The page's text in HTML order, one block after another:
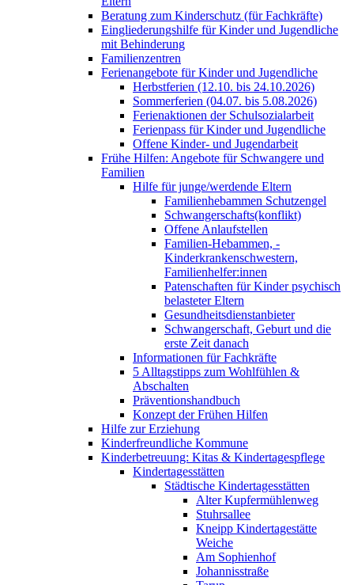
Beratung zum Kinderschutz (für Fachkräfte)
Eingliederungshilfe für Kinder und Jugendliche
mit Behinderung
Familienzentren
Ferienangebote für Kinder und Jugendliche
Herbstferien (12.10. bis 24.10.2026)
Sommerferien (04.07. bis 5.08.2026)
Ferienaktionen der Schulsozialarbeit
Ferienpass für Kinder und Jugendliche
Offene Kinder- und Jugendarbeit
Frühe Hilfen: Angebote für Schwangere und
Familien
Hilfe für junge/werdende Eltern
Familienhebammen Schutzengel
Schwangerschafts(konflikt)
Offene Anlaufstellen
Familien-Hebammen, -
Kinderkrankenschwestern,
Familienhelfer:innen
Patenschaften für Kinder psychisch
belasteter Eltern
Gesundheitsdienstanbieter
Schwangerschaft, Geburt und die
erste Zeit danach
Informationen für Fachkräfte
5 Alltagstipps zum Wohlfühlen &
Abschalten
Präventionshandbuch
Konzept der Frühen Hilfen
Hilfe zur Erziehung
Kinderfreundliche Kommune
Kinderbetreuung: Kitas & Kindertagespflege
Kindertagesstätten
Städtische Kindertagesstätten
Alter Kupfermühlenweg
Stuhrsallee
Kneipp Kindertagestätte
Weiche
Am Sophienhof
Johannisstraße